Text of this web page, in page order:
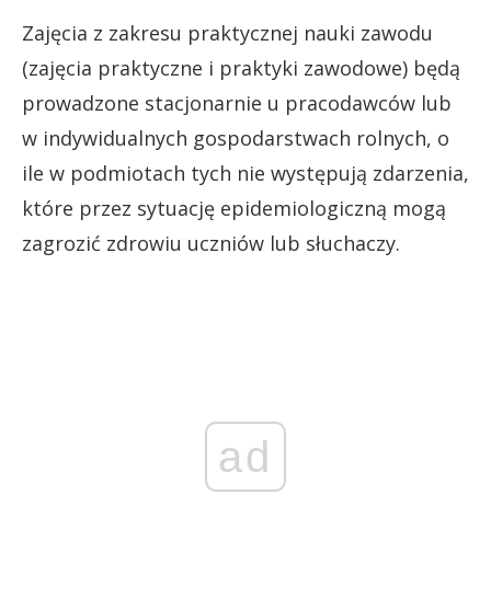
Zajęcia z zakresu praktycznej nauki zawodu
(zajęcia praktyczne i praktyki zawodowe) będą
prowadzone stacjonarnie u pracodawców lub
w indywidualnych gospodarstwach rolnych, o
ile w podmiotach tych nie występują zdarzenia,
które przez sytuację epidemiologiczną mogą
zagrozić zdrowiu uczniów lub słuchaczy.
ad